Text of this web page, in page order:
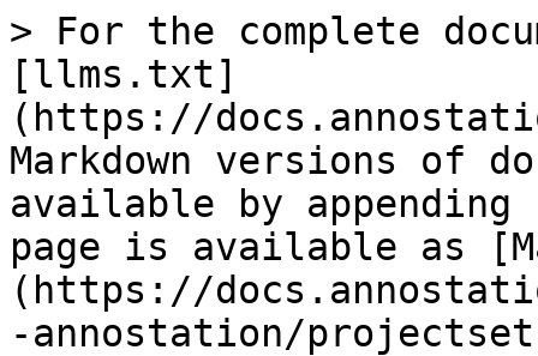
> For the complete
[llms.txt]
(https://
Markdown versions of
available by
page is available as
(https://
-annostation/